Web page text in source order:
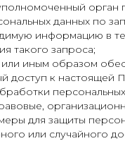
орган
данных по
информацию в
такого запроса;
иным образом
доступ к настоящей
для защиты
или случайного